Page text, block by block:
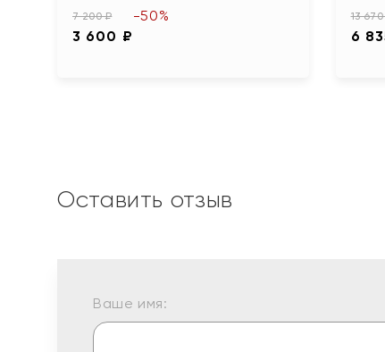
7 200 ₽
3 600 ₽
-50% 13
6
Оставить отзыв
Ваше имя: